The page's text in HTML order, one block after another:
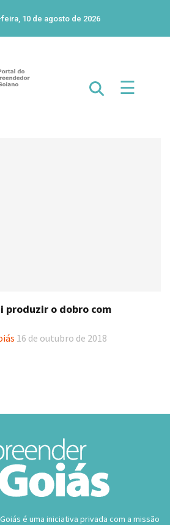
10 de agosto de 2026
☰
produzir o dobro com
16 de outubro de 2018
é uma iniciativa privada com a missão